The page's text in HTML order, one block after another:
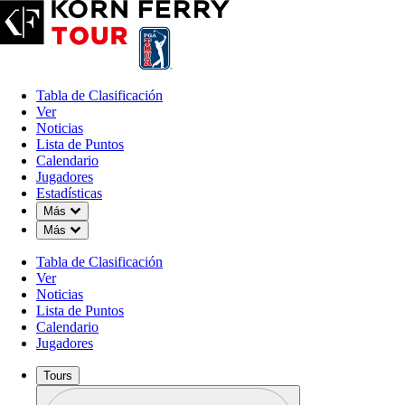
Tabla de Clasificación
Ver
Noticias
Lista de Puntos
Calendario
Jugadores
Estadísticas
Más
Down Chevron
Más
Down Chevron
Tabla de Clasificación
Ver
Noticias
Lista de Puntos
Calendario
Jugadores
Tours